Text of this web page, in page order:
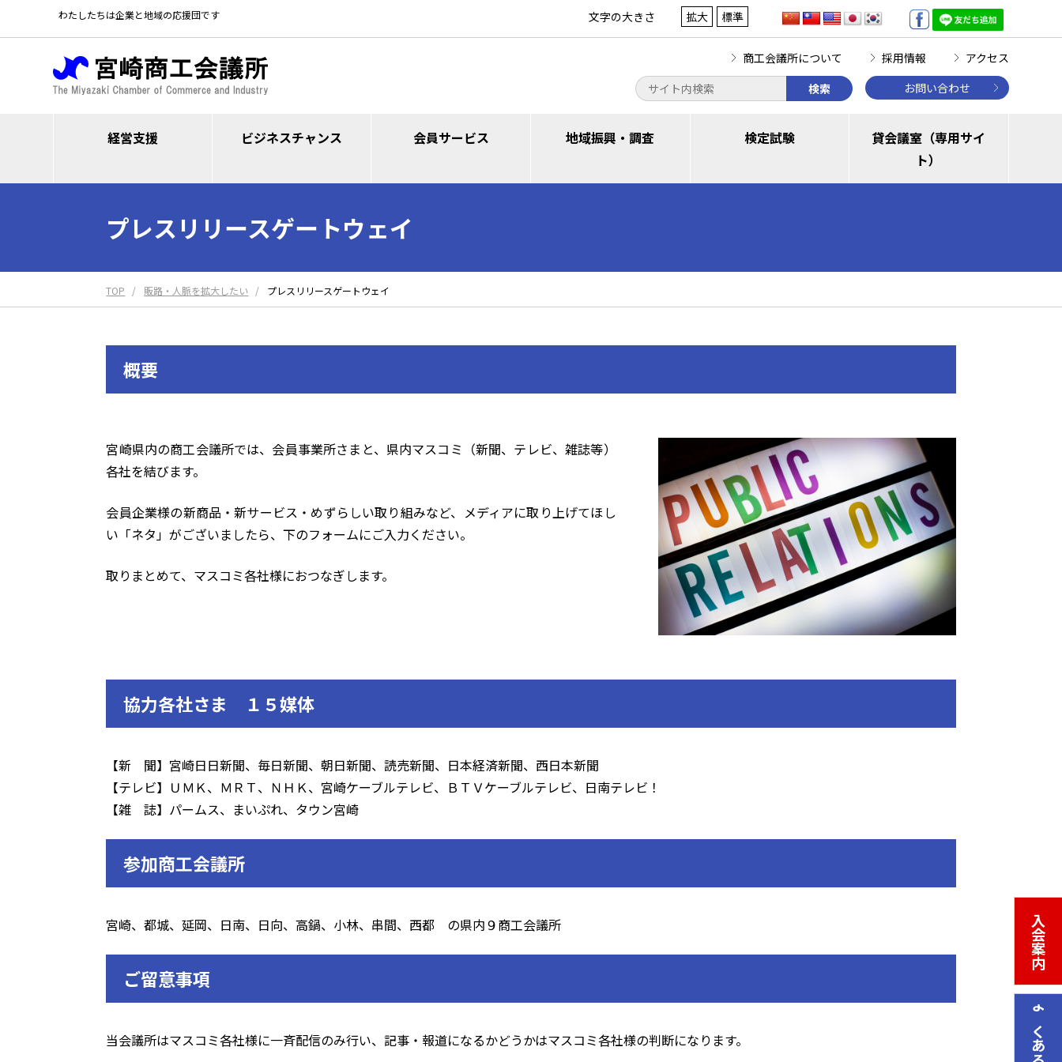
わたしたちは企業と地域の応援団です 文字の大きさ 拡大 標準
商工会議所について 採用情報
アクセス
検索
お問い合わせ
経営支援 ビジネスチャンス 会員サービス 地域振興・調査 検定試験
貸会議室（専用サイ
ト）
プレスリリースゲートウェイ
TOP 販路・人脈を拡大したい プレスリリースゲートウェイ
概要
宮崎県内の商工会議所では、会員事業所さまと、県内マスコミ（新聞、テレビ、雑誌等）
各社を結びます。
会員企業様の新商品・新サービス・めずらしい取り組みなど、メディアに取り上げてほし
い「ネタ」がございましたら、下のフォームにご入力ください。
取りまとめて、マスコミ各社様におつなぎします。
協力各社さま １５媒体
【新 聞】宮崎日日新聞、毎日新聞、朝日新聞、読売新聞、日本経済新聞、西日本新聞
【テレビ】ＵＭＫ、ＭＲＴ、ＮＨＫ、宮崎ケーブルテレビ、ＢＴＶケーブルテレビ、日南テレビ！
【雑 誌】パームス、まいぷれ、タウン宮崎
参加商工会議所
宮崎、都城、延岡、日南、日向、高鍋、小林、串間、西都 の県内９商工会議所
ご留意事項
当会議所はマスコミ各社様に一斉配信のみ行い、記事・報道になるかどうかはマスコミ各社様の判断になります。
入会案内